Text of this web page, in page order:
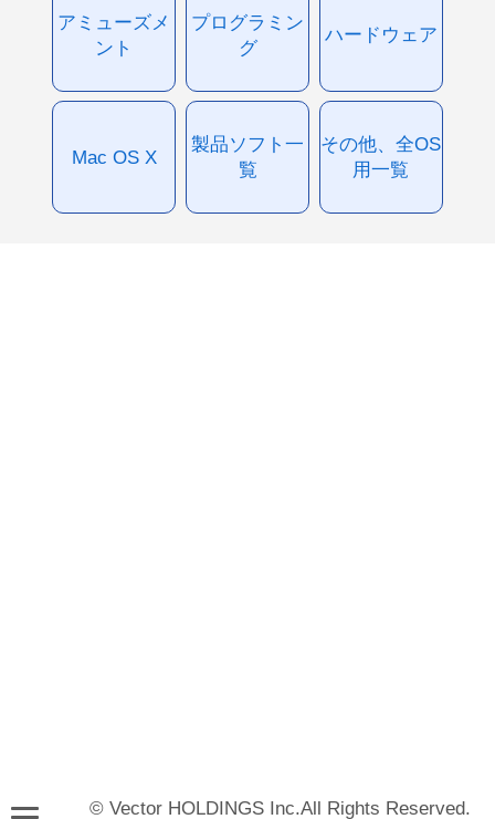
アミューズメ
ント
プログラミン
グ
ハードウェア
Mac OS X
製品ソフト一
覧
その他、全OS
用一覧
© Vector HOLDINGS Inc.All Rights Reserved.